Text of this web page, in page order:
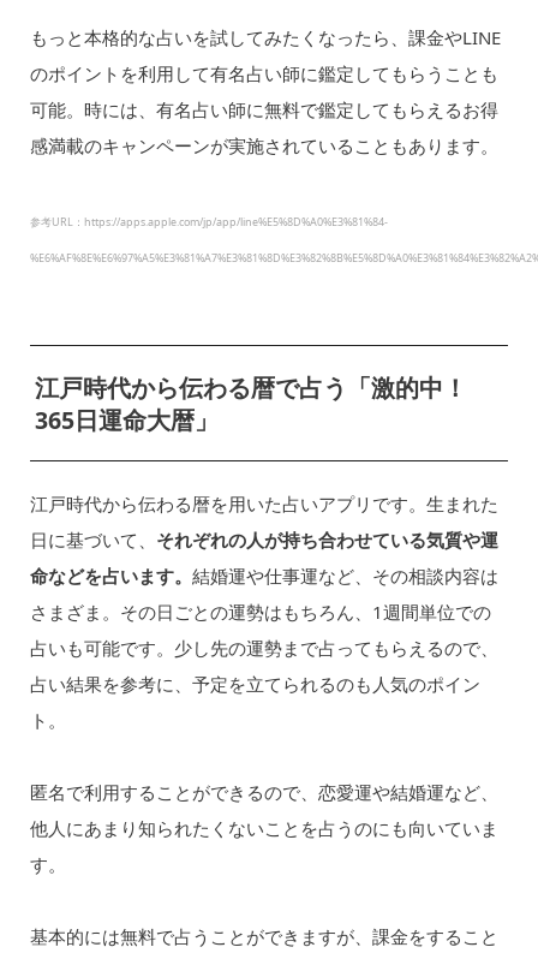
もっと本格的な占いを試してみたくなったら、課金やLINE
のポイントを利用して有名占い師に鑑定してもらうことも
可能。時には、有名占い師に無料で鑑定してもらえるお得
感満載のキャンペーンが実施されていることもあります。
参考URL：https://apps.apple.com/jp/app/line%E5%8D%A0%E3%81%84-
江戸時代から伝わる暦で占う「激的中！
365日運命大暦」
江戸時代から伝わる暦を用いた占いアプリです。生まれた
日に基づいて、 それぞれの人が持ち合わせている気質や運
命などを占います。 結婚運や仕事運など、その相談内容は
さまざま。その日ごとの運勢はもちろん、1週間単位での
占いも可能です。少し先の運勢まで占ってもらえるので、
占い結果を参考に、予定を立てられるのも人気のポイン
ト。
匿名で利用することができるので、恋愛運や結婚運など、
他人にあまり知られたくないことを占うのにも向いていま
す。
基本的には無料で占うことができますが、課金をすること